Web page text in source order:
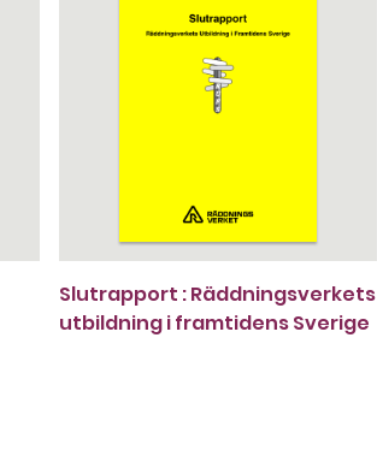
Slutrapport : Räddningsverkets
utbildning i framtidens Sverige